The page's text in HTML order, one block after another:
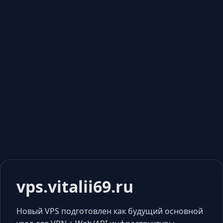
vps.vitalii69.ru
Новый VPS подготовлен как будущий основной